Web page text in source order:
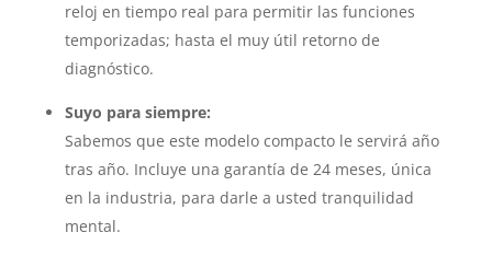
reloj en tiempo real para permitir las funciones
temporizadas; hasta el muy útil retorno de
diagnóstico.
Suyo para siempre:
Sabemos que este modelo compacto le servirá año
tras año. Incluye una garantía de 24 meses, única
en la industria, para darle a usted tranquilidad
mental.